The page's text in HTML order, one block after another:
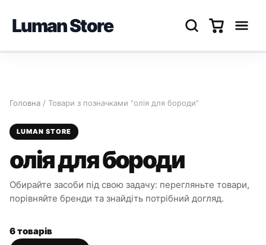
Luman Store
Головна / Товари з позначками “олія для бороди”
LUMAN STORE
олія для бороди
Обирайте засоби під свою задачу: перегляньте товари,
порівняйте бренди та знайдіть потрібний догляд.
6 товарів